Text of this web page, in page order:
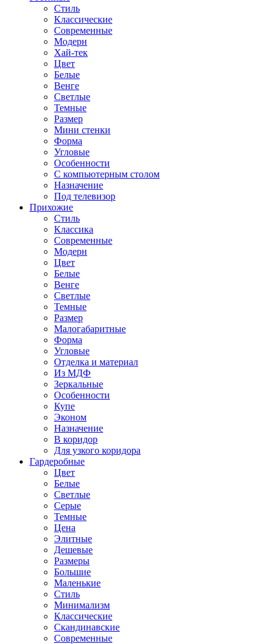
Стиль
Классические
Современные
Модерн
Хай-тек
Цвет
Белые
Венге
Светлые
Темные
Размер
Мини стенки
Форма
Угловые
Особенности
С компьютерным столом
Назначение
Под телевизор
Прихожие
Стиль
Классика
Современные
Модерн
Цвет
Белые
Венге
Светлые
Темные
Размер
Малогабаритные
Форма
Угловые
Отделка и материал
Из МДФ
Зеркальные
Особенности
Купе
Эконом
Назначение
В коридор
Для узкого коридора
Гардеробные
Цвет
Белые
Светлые
Серые
Темные
Цена
Элитные
Дешевые
Размеры
Большие
Маленькие
Стиль
Минимализм
Классические
Скандинавские
Современные